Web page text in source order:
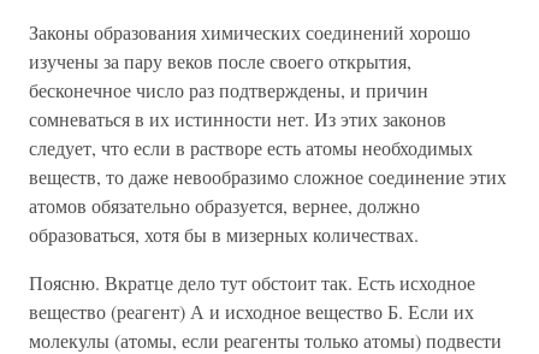
Законы образования химических соединений хорошо
изучены за пару веков после своего открытия,
бесконечное число раз подтверждены, и причин
сомневаться в их истинности нет. Из этих законов
следует, что если в растворе есть атомы необходимых
веществ, то даже невообразимо сложное соединение этих
атомов обязательно образуется, вернее, должно
образоваться, хотя бы в мизерных количествах.
Поясню. Вкратце дело тут обстоит так. Есть исходное
вещество (реагент) А и исходное вещество Б. Если их
молекулы (атомы, если реагенты только атомы) подвести